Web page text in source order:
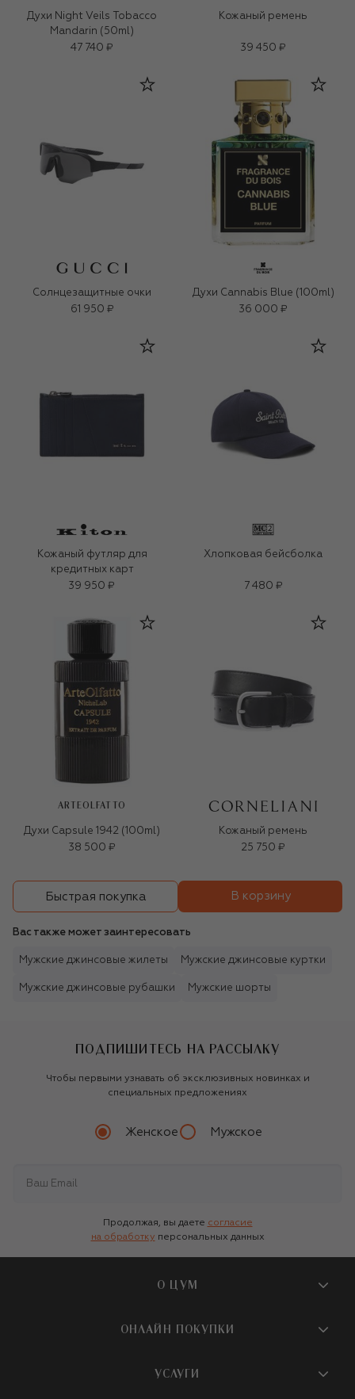
Духи Night Veils Tobacco
Mandarin (50ml)
47 740 ₽
Кожаный ремень
39 450 ₽
Солнцезащитные очки
61 950 ₽
Духи Cannabis Blue (100ml)
36 000 ₽
Кожаный футляр для
кредитных карт
39 950 ₽
Хлопковая бейсболка
7 480 ₽
ARTEOLFATTO
Духи Capsule 1942 (100ml)
38 500 ₽
Кожаный ремень
25 750 ₽
Быстрая покупка В корзину
Вас также может заинтересовать
Мужские джинсовые жилеты Мужские джинсовые куртки
Мужские джинсовые рубашки Мужские шорты
ПОДПИШИТЕСЬ НА РАССЫЛКУ
Чтобы первыми узнавать об эксклюзивных новинках и
специальных предложениях
Женское Мужское
Продолжая, вы даете согласие
на обработку персональных данных
О ЦУМ
О магазине
Бутики и ПВЗ ЦУМ
ОНЛАЙН ПОКУПКИ
УСЛУГИ